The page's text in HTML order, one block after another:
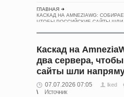
ГЛАВНАЯ
КАСКАД НА AMNEZIAWG:
ЧТОБЫ РОССИЙСКИЕ САЙТЫ
Каскад на
два сервера,
сайты шли
07.07.2026 07:05 lked
Источник